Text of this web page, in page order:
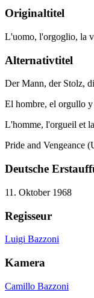
Originaltitel
L'uomo, l'orgoglio, la
Alternativtitel
Der Mann, der Stolz,
El hombre, el orgullo
L'homme, l'orgueil et
Pride and Vengeance
Deutsche
11. Oktober 1968
Regisseur
Luigi Bazzoni
Kamera
Camillo Bazzoni